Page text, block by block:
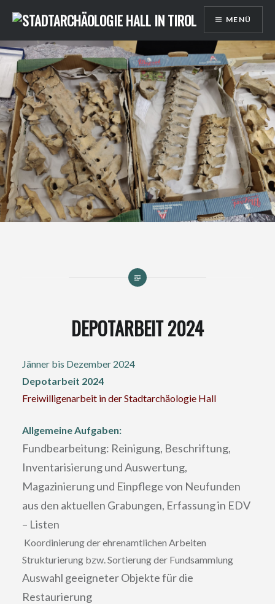
zum
Inhalt
MENÜ
DEPOTARBEIT 2024
Jänner bis Dezember 2024
Depotarbeit 2024
Freiwilligenarbeit in der Stadtarchäologie Hall
Allgemeine Aufgaben:
Fundbearbeitung: Reinigung, Beschriftung,
Inventarisierung und Auswertung,
Magazinierung und Einpflege von Neufunden
aus den aktuellen Grabungen, Erfassung in EDV
– Listen
Koordinierung der ehrenamtlichen Arbeiten
Strukturierung bzw. Sortierung der Fundsammlung
Auswahl geeigneter Objekte für die
Restaurierung